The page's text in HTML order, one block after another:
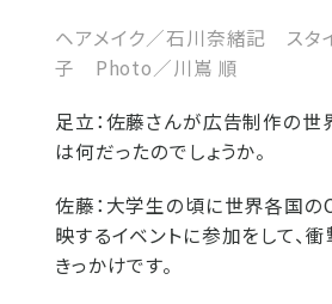
ヘアメイク／石川奈緒記 スタ
子 Photo／川嶌 順
足立：佐藤さんが広告制作の世
は何だったのでしょうか。
佐藤： 大学生の頃に世界各国の
映するイベントに参加をして、
きっかけです。